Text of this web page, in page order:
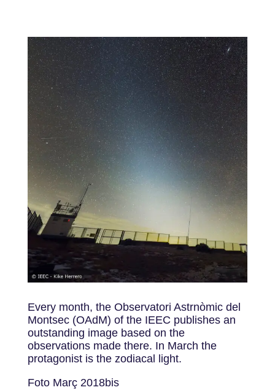
Every month, the Observatori Astrnòmic del
Montsec (OAdM) of the IEEC publishes an
outstanding image based on the
observations made there. In March the
protagonist is the zodiacal light.
Foto Març 2018bis